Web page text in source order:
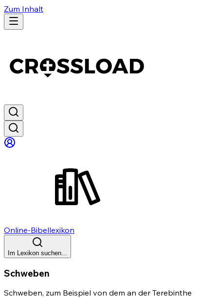
Zum Inhalt
Online-Bibellexikon
Im Lexikon suchen...
Schweben
Schweben, zum Beispiel von dem an der Terebinthe